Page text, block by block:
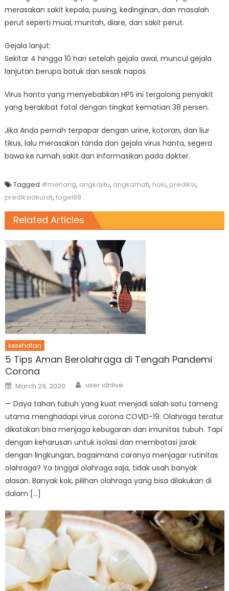
merasakan sakit kepala, pusing, kedinginan, dan masalah
perut seperti mual, muntah, diare, dan sakit perut.
Gejala lanjut:
Sekitar 4 hingga 10 hari setelah gejala awal, muncul gejala
lanjutan berupa batuk dan sesak napas.
Virus hanta yang menyebabkan HPS ini tergolong penyakit
yang berakibat fatal dengan tingkat kematian 38 persen.
Jika Anda pernah terpapar dengan urine, kotoran, dan liur
tikus, lalu merasakan tanda dan gejala virus hanta, segera
bawa ke rumah sakit dan informasikan pada dokter.
Tagged #menang, angkajitu, angkamati, hoki, prediksi,
prediksiakurat, togel88
Related Articles
kesehatan
5 Tips Aman Berolahraga di Tengah Pandemi
Corona
Posted
on
March 29, 2020 Author
user idnlive
— Daya tahan tubuh yang kuat menjadi salah satu tameng
utama menghadapi virus corona COVID-19. Olahraga teratur
dikatakan bisa menjaga kebugaran dan imunitas tubuh. Tapi
dengan keharusan untuk isolasi dan membatasi jarak
dengan lingkungan, bagaimana caranya menjagar rutinitas
olahraga? Ya tinggal olahraga saja, tidak usah banyak
alasan. Banyak kok, pilihan olahraga yang bisa dilakukan di
dalam […]